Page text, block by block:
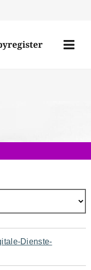
Menü
Dienste-